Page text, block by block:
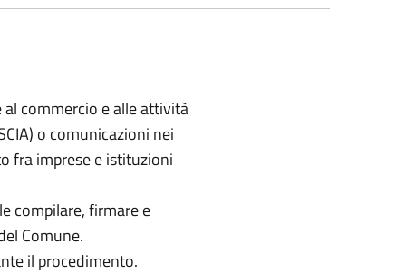
commercio e alle attività
o comunicazioni nei
fra imprese e istituzioni
compilare, firmare e
Comune.
il procedimento.